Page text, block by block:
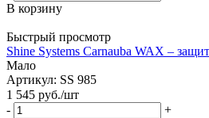
В корзину
Быстрый просмотр
Shine Systems Carnauba WAX –
Мало
Артикул: SS 985
1 545 руб./шт
-
+